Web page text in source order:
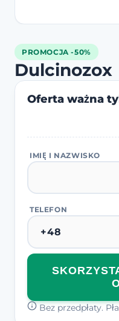
PROMOCJA -50%
Dulcinozox
Oferta ważna
IMIĘ I NAZWISKO
TELEFON
Bez przedpłaty.